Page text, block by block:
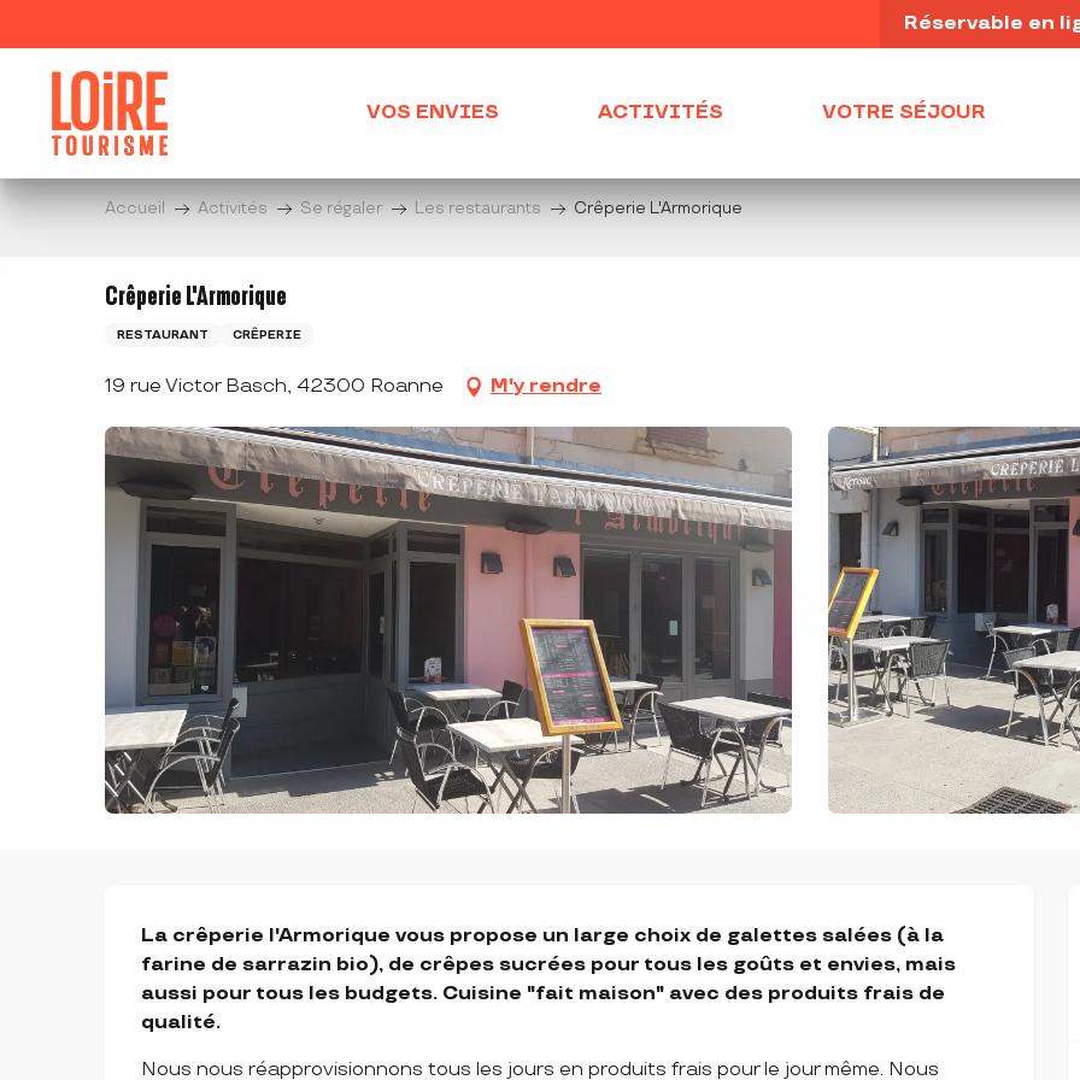
au
contenu
Réservable en
VOS ENVIES ACTIVITÉS VOTRE SÉJOUR
Accueil Activités Se régaler Les restaurants Crêperie L'Armorique
Crêperie L'Armorique
RESTAURANT CRÊPERIE
19 rue Victor Basch, 42300 Roanne M'y rendre
DESCRIPTION
La crêperie l'Armorique vous propose un large choix de galettes salées (à la
farine de sarrazin bio), de crêpes sucrées pour tous les goûts et envies, mais
aussi pour tous les budgets. Cuisine "fait maison" avec des produits frais de
qualité.
Nous nous réapprovisionnons tous les jours en produits frais pour le jour même. Nous